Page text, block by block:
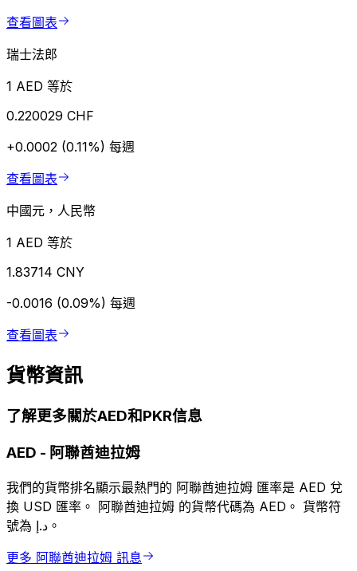
查看圖表
瑞士法郎
1 AED 等於
0.220029 CHF
+0.0002 (0.11%) 每週
查看圖表
中國元，人民幣
1 AED 等於
1.83714 CNY
-0.0016 (0.09%) 每週
查看圖表
貨幣資訊
了解更多關於AED和PKR信息
AED - 阿聯酋迪拉姆
我們的貨幣排名顯示最熱門的 阿聯酋迪拉姆 匯率是 AED 兌
換 USD 匯率。 阿聯酋迪拉姆 的貨幣代碼為 AED。 貨幣符
號為 د.إ。
更多 阿聯酋迪拉姆 訊息